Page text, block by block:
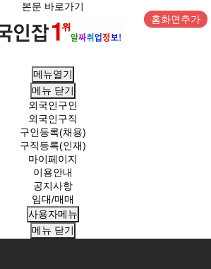
본문 바로가기
홈화면추가
메뉴열기
메뉴 닫기
외국인구인
외국인구직
구인등록(채용)
구직등록(인재)
마이페이지
이용안내
공지사항
임대/매매
사용자메뉴
메뉴 닫기